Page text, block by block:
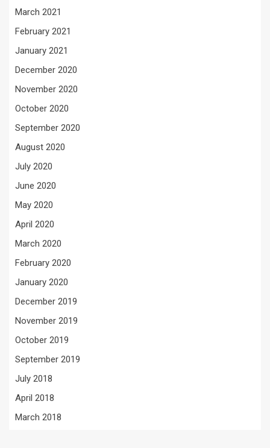
March 2021
February 2021
January 2021
December 2020
November 2020
October 2020
September 2020
August 2020
July 2020
June 2020
May 2020
April 2020
March 2020
February 2020
January 2020
December 2019
November 2019
October 2019
September 2019
July 2018
April 2018
March 2018